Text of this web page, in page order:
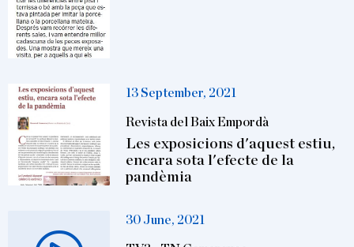
13 September, 2021
Revista del Baix Empordà
Les exposicions d'aquest estiu,
encara sota l'efecte de la
pandèmia
30 June, 2021